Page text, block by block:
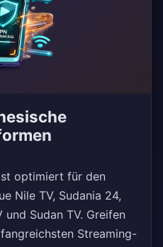
optimiert für den
Nile TV, Sudania 24,
und Sudan TV. Greifen
Streaming-